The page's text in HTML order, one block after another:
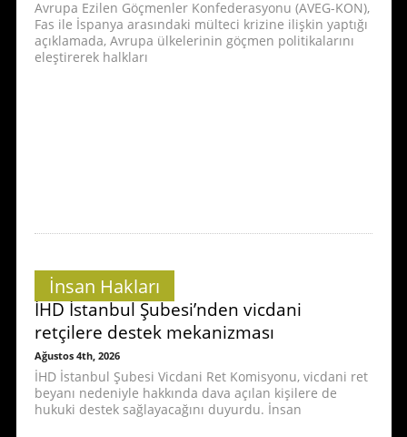
Avrupa Ezilen Göçmenler Konfederasyonu (AVEG-KON),
Fas ile İspanya arasındaki mülteci krizine ilişkin yaptığı
açıklamada, Avrupa ülkelerinin göçmen politikalarını
eleştirerek halkları
İnsan Hakları
İHD İstanbul Şubesi’nden vicdani
retçilere destek mekanizması
Ağustos 4th, 2026
İHD İstanbul Şubesi Vicdani Ret Komisyonu, vicdani ret
beyanı nedeniyle hakkında dava açılan kişilere de
hukuki destek sağlayacağını duyurdu. İnsan